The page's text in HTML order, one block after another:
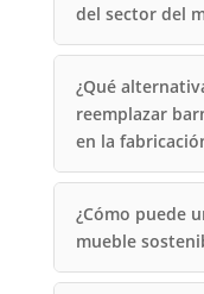
del sector del
¿Qué
reemplazar
en la
¿Cómo puede
mueble